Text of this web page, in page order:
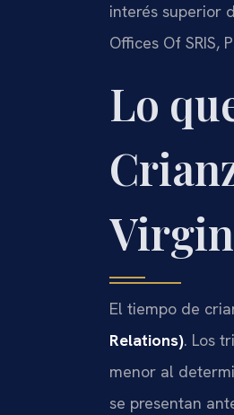
interés superior
Offices Of SRIS,
Lo
El tiempo de
Relations). Los
menor al
se presentan